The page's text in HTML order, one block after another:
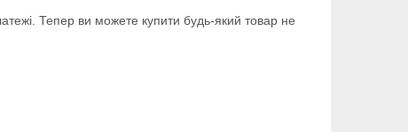
Тепер ви можете купити будь-який товар не